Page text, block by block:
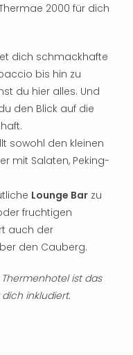
2000 für dich
dich schmackhafte
bis hin zu
du hier alles. Und
den Blick auf die
sowohl den kleinen
mit Salaten, Peking-
Lounge Bar zu
fruchtigen
auch der
den Cauberg.
ist das
inkludiert.